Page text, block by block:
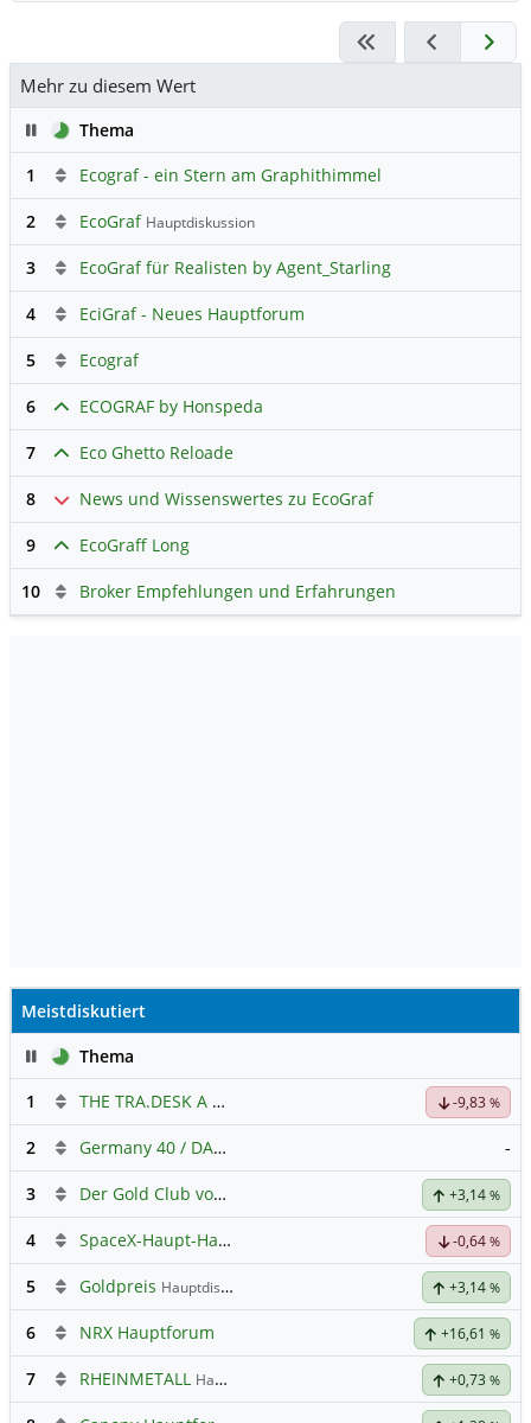
Mehr zu diesem Wert
PauseThema
1
Ecograf - ein Stern am Graphithimmel
2 EcoGraf Hauptdiskussion
3 EcoGraf für Realisten by Agent_Starling
4 EciGraf - Neues Hauptforum
5 Ecograf
6 ECOGRAF by Honspeda
7 Eco Ghetto Reloade
8 News und Wissenswertes zu EcoGraf
9 EcoGraff Long
10 Broker Empfehlungen und Erfahrungen
Meistdiskutiert
PauseThema
1
THE TRA.DESK A DL-,000001 -9,83 %
2 Germany 40 / DAX Prognose -
3 Der Gold Club von Susiwong +3,14 %
4 SpaceX-Haupt-Hauptforum -0,64 %
5 Goldpreis Hauptdiskussion +3,14 %
6 NRX Hauptforum +16,61 %
7 RHEINMETALL Hauptdiskussion +0,73 %